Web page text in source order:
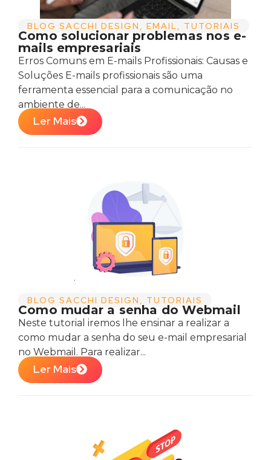
BLOG SACCHI DESIGN , EMAIL, TUTORIAIS
Como solucionar problemas nos e-
mails empresariais
Erros Comuns em E-mails Profissionais: Causas e
Soluções E-mails profissionais são uma
ferramenta essencial para a comunicação no
ambiente de...
Ler Mais
BLOG SACCHI DESIGN , TUTORIAIS
Como mudar a senha do Webmail
Neste tutorial iremos lhe ensinar a realizar a
como mudar a senha do seu e-mail empresarial
no Webmail. Para realizar...
Ler Mais